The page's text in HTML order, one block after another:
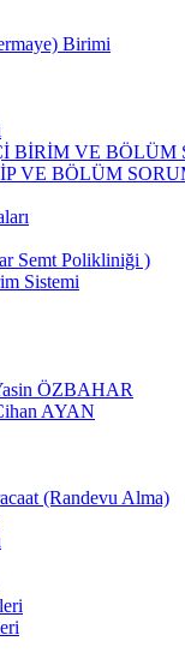
Birimi
BİRİM VE BÖLÜM
VE BÖLÜM
Semt Polikliniği )
Sistemi
ÖZBAHAR
AYAN
(Randevu Alma)